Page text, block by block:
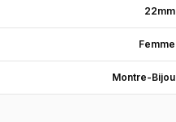
22mm
Femme
Montre-Bijou